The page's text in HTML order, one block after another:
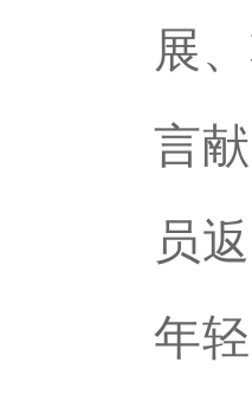
展
言
员
年